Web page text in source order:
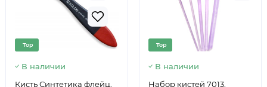
Top
В наличии
Кисть Синтетика флейц,
Top
В наличии
Набор кистей 7013,